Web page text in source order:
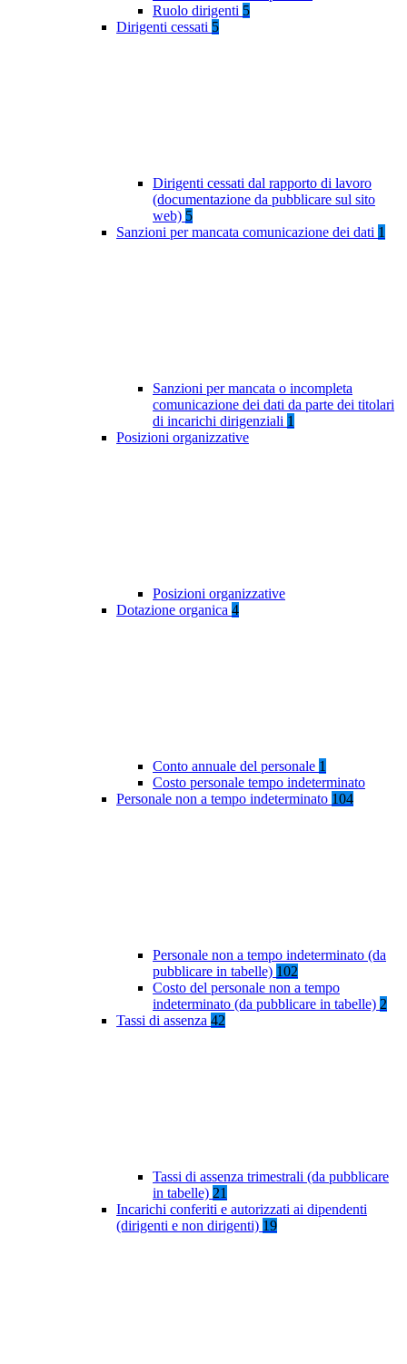
Ruolo dirigenti 5
Dirigenti cessati 5
Dirigenti cessati dal rapporto di lavoro
(documentazione da pubblicare sul sito
web) 5
Sanzioni per mancata comunicazione dei dati 1
Sanzioni per mancata o incompleta
comunicazione dei dati da parte dei titolari
di incarichi dirigenziali 1
Posizioni organizzative
Posizioni organizzative
Dotazione organica 4
Conto annuale del personale 1
Costo personale tempo indeterminato
Personale non a tempo indeterminato 104
Personale non a tempo indeterminato (da
pubblicare in tabelle) 102
Costo del personale non a tempo
indeterminato (da pubblicare in tabelle) 2
Tassi di assenza 42
Tassi di assenza trimestrali (da pubblicare
in tabelle) 21
Incarichi conferiti e autorizzati ai dipendenti
(dirigenti e non dirigenti) 19